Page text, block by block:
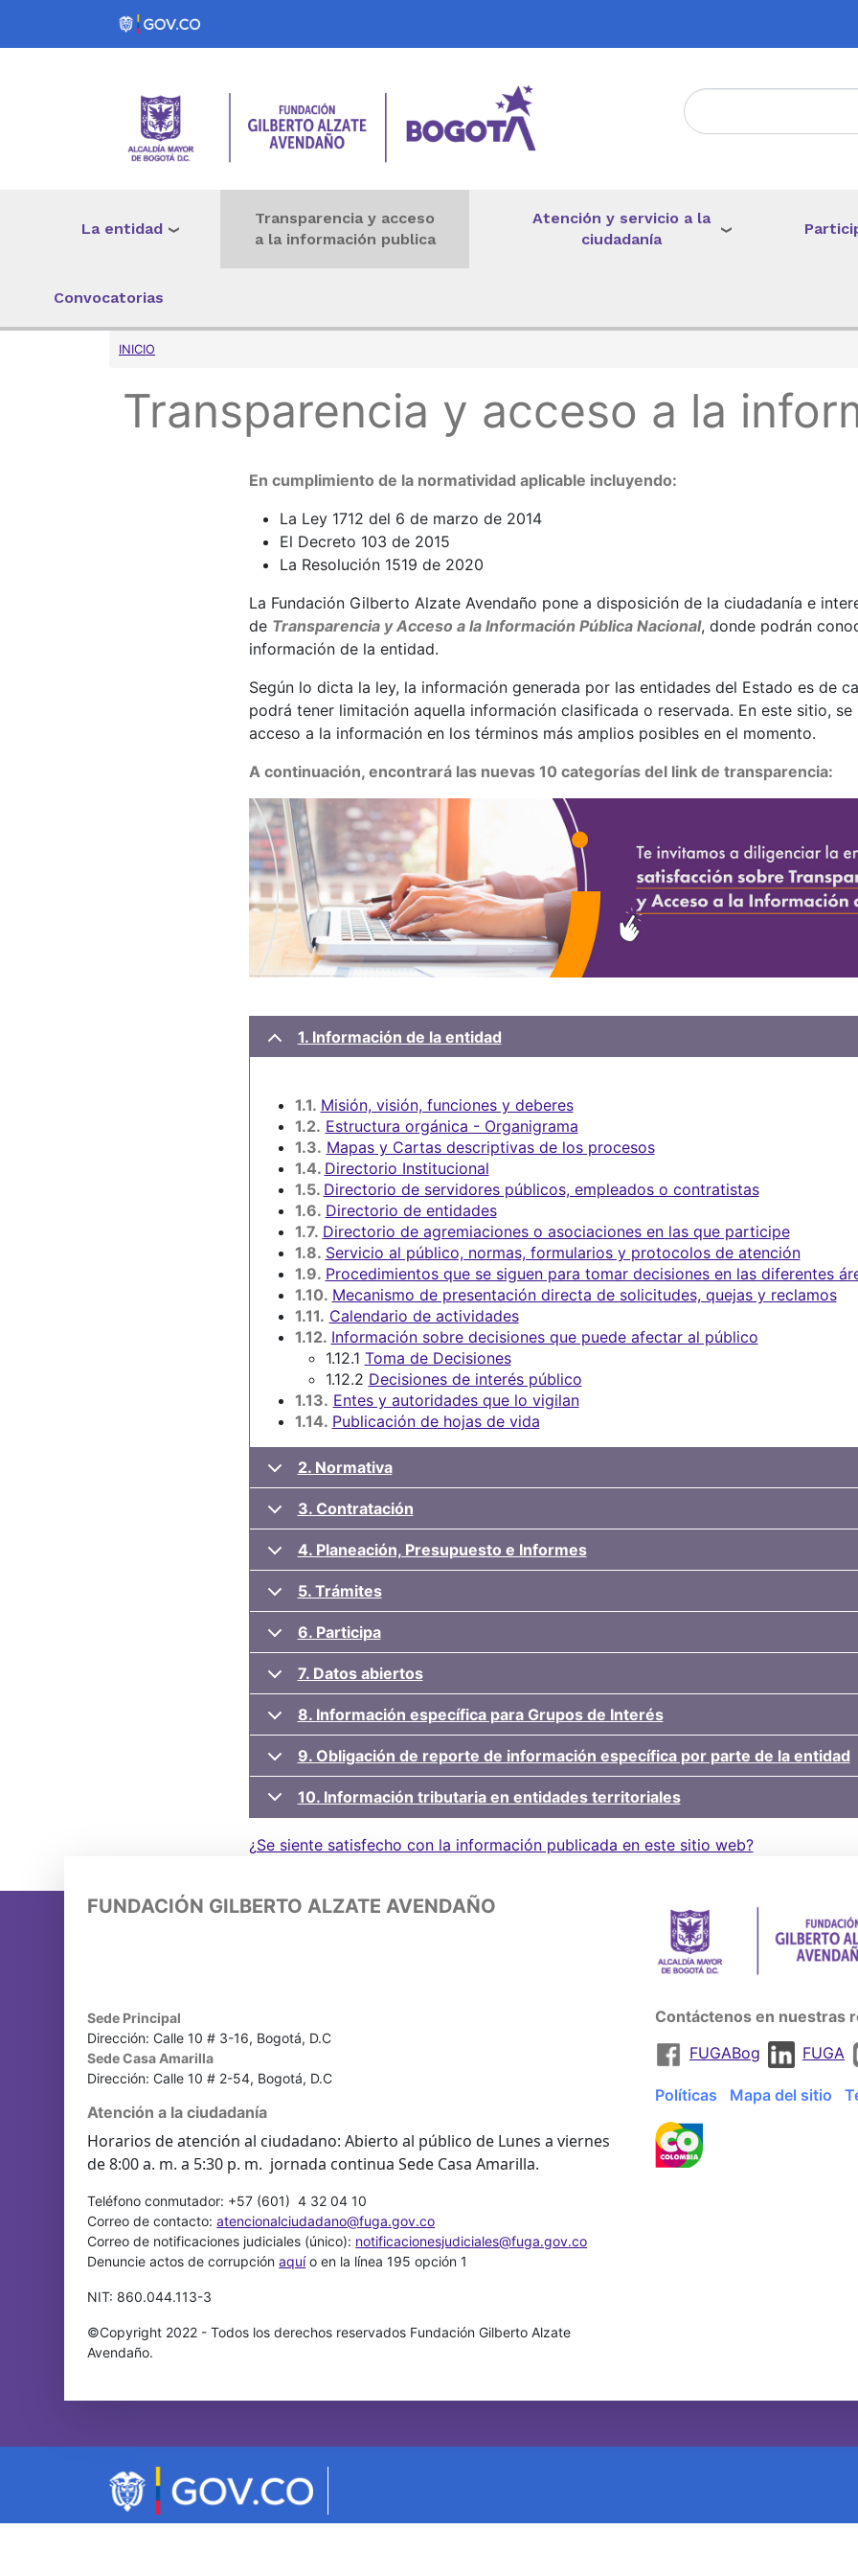
Pasar al contenido principal
La entidad
Transparencia y acceso
a la información publica
Atención y servicio a la
ciudadanía
Convocatorias
Sobrescribir enlaces de ayuda a la navegación
INICIO
Transparencia y acceso a la
En cumplimiento de la normatividad aplicable incluyendo:
La Ley 1712 del 6 de marzo de 2014
El Decreto 103 de 2015
La Resolución 1519 de 2020
La Fundación Gilberto Alzate Avendaño pone a disposición de la ciudadanía e
de Transparencia y Acceso a la Información Pública Nacional, donde podrán
información de la entidad.
Según lo dicta la ley, la información generada por las entidades del Estado es de
podrá tener limitación aquella información clasificada o reservada. En este sitio,
acceso a la información en los términos más amplios posibles en el momento.
A continuación, encontrará las nuevas 10 categorías del link de transparencia:
1. Información de la entidad
1.1. Misión, visión, funciones y deberes
1.2. Estructura orgánica - Organigrama
1.3. Mapas y Cartas descriptivas de los procesos
1.4. Directorio Institucional
1.5. Directorio de servidores públicos, empleados o contratistas
1.6. Directorio de entidades
1.7. Directorio de agremiaciones o asociaciones en las que participe
1.8. Servicio al público, normas, formularios y protocolos de atención
1.9. Procedimientos que se siguen para tomar decisiones en las diferentes
1.10. Mecanismo de presentación directa de solicitudes, quejas y reclamos
1.11. Calendario de actividades
1.12. Información sobre decisiones que puede afectar al público
1.12.1 Toma de Decisiones
1.12.2 Decisiones de interés público
1.13. Entes y autoridades que lo vigilan
1.14. Publicación de hojas de vida
2. Normativa
3. Contratación
4. Planeación, Presupuesto e Informes
5. Trámites
6. Participa
7. Datos abiertos
8. Información específica para Grupos de Interés
9. Obligación de reporte de información específica por parte de la entidad
10. Información tributaria en entidades territoriales
¿Se siente satisfecho con la información publicada en este sitio web?
FUNDACIÓN GILBERTO ALZATE AVENDAÑO
Sede Principal
Dirección: Calle 10 # 3-16, Bogotá, D.C
Sede Casa Amarilla
Dirección: Calle 10 # 2-54, Bogotá, D.C
Atención a la ciudadanía
Horarios de atención al ciudadano: Abierto al público de Lunes a viernes
de 8:00 a. m. a 5:30 p. m. jornada continua Sede Casa Amarilla.
Teléfono conmutador: +57 (601) 4 32 04 10
Correo de contacto:atencionalciudadano@fuga.gov.co
Correo de notificaciones judiciales (único): notificacionesjudiciales@fuga.gov.co
Denuncie actos de corrupciónaquío en la línea 195 opción 1
NIT: 860.044.113-3
©Copyright 2022 - Todos los derechos reservados Fundación Gilberto Alzate
Avendaño.
Contáctenos en nuestras
FUGABog
FUGA
Políticas Mapa del sitio